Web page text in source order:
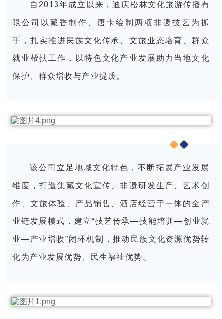
自2013年成立以来，迪庆松林文化旅游传播有
限公司以藏香制作、唐卡绘制两项非遗技艺为抓
手，扎实推进民族文化传承、文旅业态培育、群众
就业帮扶工作，以特色文化产业发展助力当地文化
保护、群众增收与产业提质。
该公司立足地域文化特色，不断拓展产业发展
维度，打造集藏文化宣传、非遗研发生产、艺术创
作、文旅体验、产品销售、酒店经营于一体的全产
业链发展模式，建立“技艺传承—技能培训—创业就
业—产业增收”闭环机制，推动民族文化资源优势转
化为产业发展优势、民生福祉优势。